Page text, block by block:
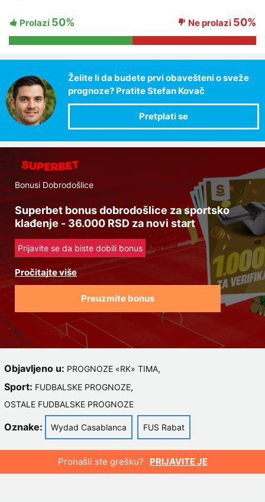
Prolazi 50% Ne prolazi 50%
Želite li da budete prvi obavešteni o sveže
prognoze? Pratite Stefan Kovač
Bonusi Dobrodošlice
Superbet bonus dobrodošlice za sportsko
klađenje - 36.000 RSD za novi start
Prijavite se da biste dobili bonus
Preuzmite bonus
Objavljeno u: PROGNOZE «RK» TIMA,
Sport: FUDBALSKE PROGNOZE,
OSTALE FUDBALSKE PROGNOZE
Oznake: Wydad Casablanca FUS Rabat
Pronašli ste grešku? PRIJAVITE JE